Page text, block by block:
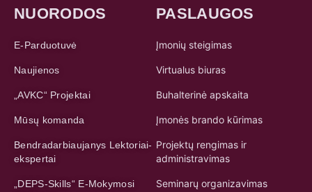
NUORODOS
E-Parduotuvė
Naujienos
„AVKC“ Projektai
Mūsų komanda
Bendradarbiaujanys Lektoriai-
ekspertai
„DEPS-Skills“ E-Mokymosi
PASLAUGOS
Įmonių steigimas
Virtualus biuras
Buhalterinė apskaita
Įmonės brando kūrimas
Projektų rengimas ir
administravimas
Seminarų organizavimas